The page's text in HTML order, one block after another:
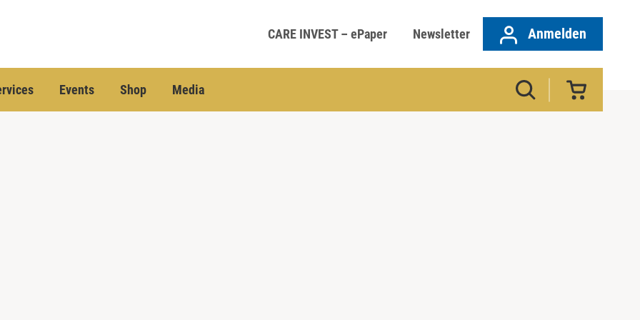
CARE INVEST – ePaper Newsletter Anmelden
Events Shop Media